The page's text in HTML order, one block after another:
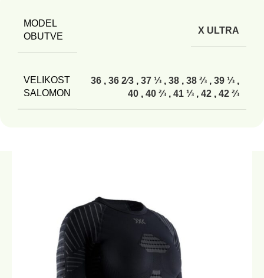
MODEL
OBUTVE
X ULTRA
VELIKOST
SALOMON
36 , 36 2⁄3 , 37 ⅓ , 38 , 38 ⅔ , 39 ⅓ ,
40 , 40 ⅔ , 41 ⅓ , 42 , 42 ⅔
Sorodni izdelki